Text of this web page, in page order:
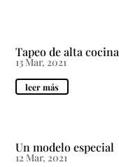
Tapeo de alta cocina
13 Mar, 2021
leer más
Un modelo especial
12 Mar, 2021